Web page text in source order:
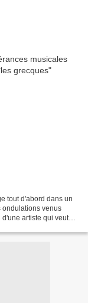
tout d'abord dans un
venus
artiste qui veut